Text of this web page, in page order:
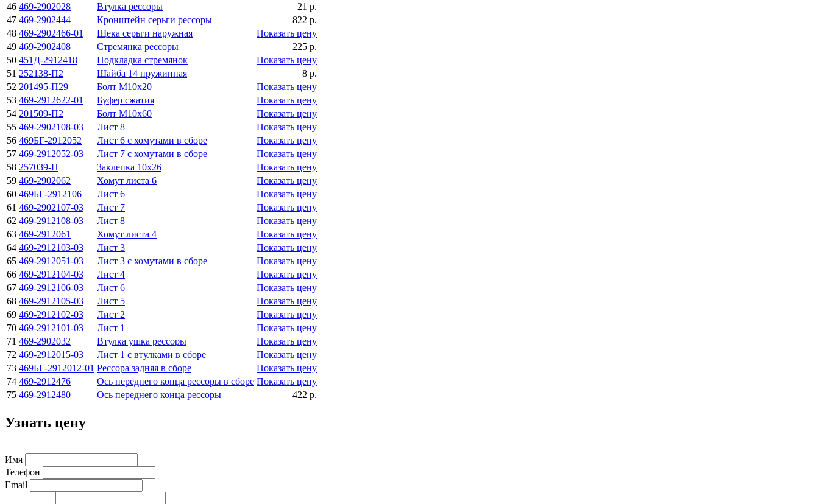
46 469-2902028 Втулка рессоры
21 р.
47 469-2902444 Кронштейн серьги рессоры
822 р.
48 469-2902466-01 Щека серьги наружная
Показать цену
49 469-2902408 Стремянка рессоры
225 р.
50 451Д-2912418 Подкладка стремянок
Показать цену
51 252138-П2 Шайба 14 пружинная
8 р.
52 201495-П29 Болт М10х20
Показать цену
53 469-2912622-01 Буфер сжатия
Показать цену
54 201509-П2 Болт М10х60
Показать цену
55 469-2902108-03 Лист 8
Показать цену
56 469БГ-2912052 Лист 6 с хомутами в сборе
Показать цену
57 469-2912052-03 Лист 7 с хомутами в сборе
Показать цену
58 257039-П Заклепка 10х26
Показать цену
59 469-2902062 Хомут листа 6
Показать цену
60 469БГ-2912106 Лист 6
Показать цену
61 469-2902107-03 Лист 7
Показать цену
62 469-2912108-03 Лист 8
Показать цену
63 469-2912061 Хомут листа 4
Показать цену
64 469-2912103-03 Лист 3
Показать цену
65 469-2912051-03 Лист 3 с хомутами в сборе
Показать цену
66 469-2912104-03 Лист 4
Показать цену
67 469-2912106-03 Лист 6
Показать цену
68 469-2912105-03 Лист 5
Показать цену
69 469-2912102-03 Лист 2
Показать цену
70 469-2912101-03 Лист 1
Показать цену
71 469-2902032 Втулка ушка рессоры
Показать цену
72 469-2912015-03 Лист 1 с втулками в сборе
Показать цену
73 469БГ-2912012-01 Рессора задняя в сборе
Показать цену
74 469-2912476 Ось переднего конца рессоры в сборе Показать цену
75 469-2912480 Ось переднего конца рессоры 422 р.
Узнать цену
Имя
Телефон
Email